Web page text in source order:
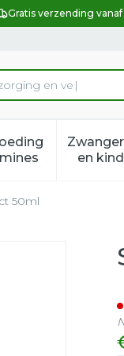
Gratis verzending vanaf
Schoonheid,
submenu
en
50ml